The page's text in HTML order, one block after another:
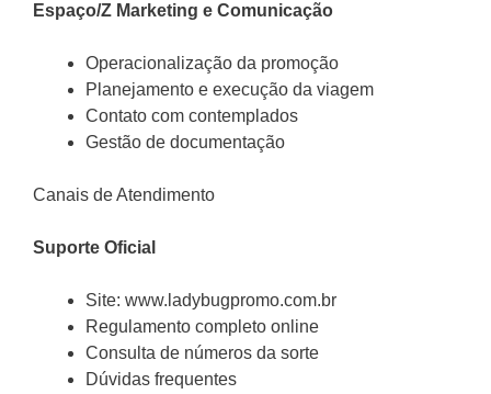
Espaço/Z Marketing e Comunicação
Operacionalização da promoção
Planejamento e execução da viagem
Contato com contemplados
Gestão de documentação
Canais de Atendimento
Suporte Oficial
Site: www.ladybugpromo.com.br
Regulamento completo online
Consulta de números da sorte
Dúvidas frequentes